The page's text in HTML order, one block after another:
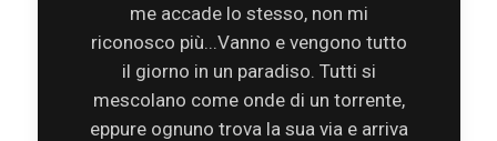
me accade lo stesso, non mi
riconosco più...Vanno e vengono tutto
il giorno in un paradiso. Tutti si
mescolano come onde di un torrente,
eppure ognuno trova la sua via e arriva